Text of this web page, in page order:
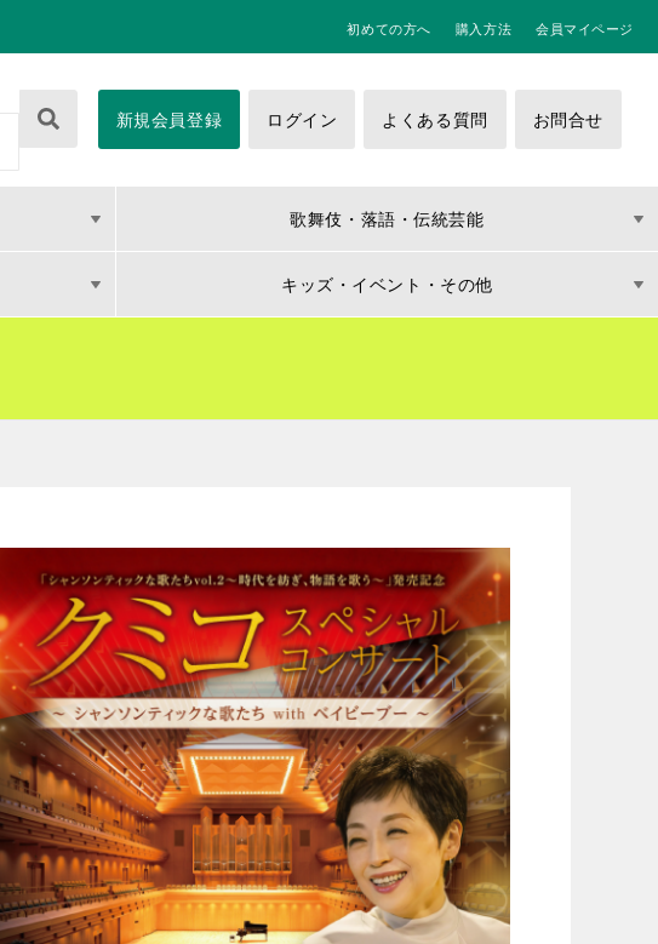
初めての方へ 購入方法 会員マイページ
新規会員登録 ログイン よくある質問 お問合せ
歌舞伎・落語・伝統芸能
キッズ・イベント・その他